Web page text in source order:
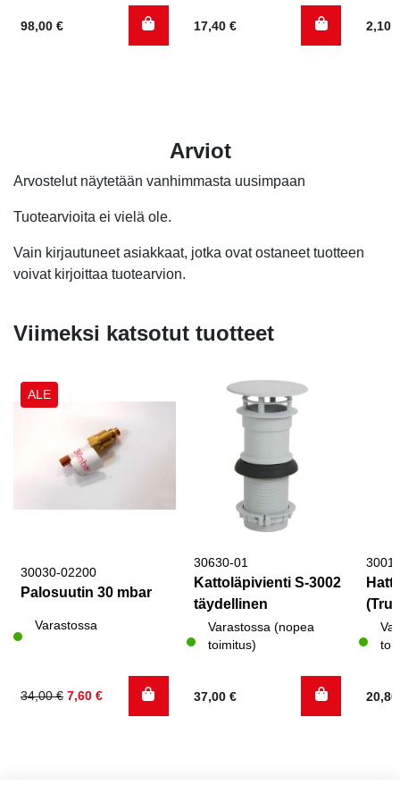
5.00/ 5
98,00 € 17,40 € 2,10
Arviot
Arvostelut näytetään vanhimmasta uusimpaan
Tuotearvioita ei vielä ole.
Vain kirjautuneet asiakkaat, jotka ovat ostaneet tuotteen
voivat kirjoittaa tuotearvion.
Viimeksi katsotut tuotteet
ALE
30030-02200
Palosuutin 30 mbar
Varastossa
34,00€
Alkuperäinen
7,60 €
Nykyinen
30630-01
Kattoläpivienti S-3002
täydellinen
Varastossa (nopea
toimitus)
37,00 €